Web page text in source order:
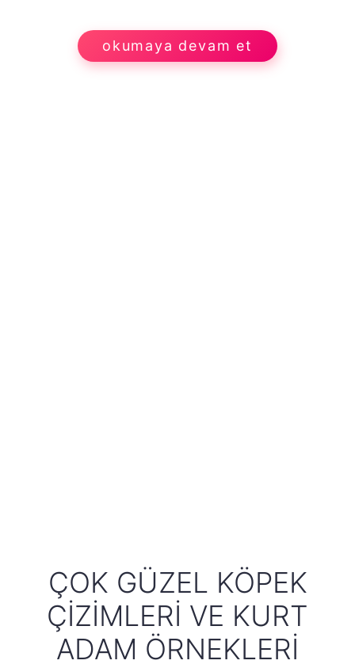
okumaya devam et
ÇOK GÜZEL KÖPEK
ÇIZIMLERI VE KURT
ADAM ÖRNEKLERI